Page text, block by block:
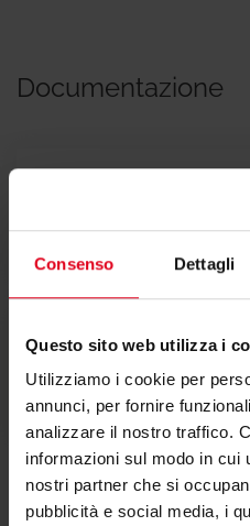
Consenso Dettagli
Questo sito web utilizza i
Utilizziamo i cookie per
annunci, per fornire
analizzare il nostro traffico.
informazioni sul modo in cui
nostri partner che si
pubblicità e social media, i
Documentazione
Testi di